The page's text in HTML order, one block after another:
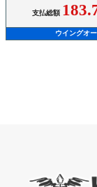
支払総額
ウイングオー